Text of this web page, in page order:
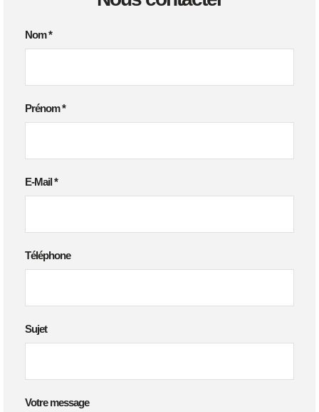
Nom*
Prénom*
E-Mail*
Téléphone
Sujet
Votre message